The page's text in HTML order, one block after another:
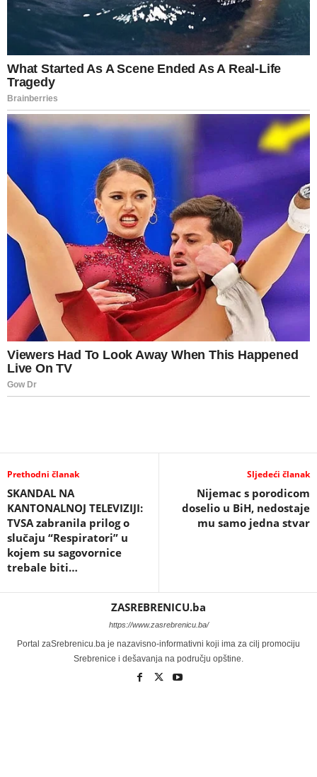
Prethodni članak
SKANDAL NA
KANTONALNOJ TELEVIZIJI:
TVSA zabranila prilog o
slučaju “Respiratori” u
kojem su sagovornice
trebale biti…
Sljedeći članak
Nijemac s porodicom
doselio u BiH, nedostaje
mu samo jedna stvar
ZASREBRENICU.ba
https://www.zasrebrenicu.ba/
Portal zaSrebrenicu.ba je nazavisno-informativni koji ima za cilj promociju
Srebrenice i dešavanja na području opštine.